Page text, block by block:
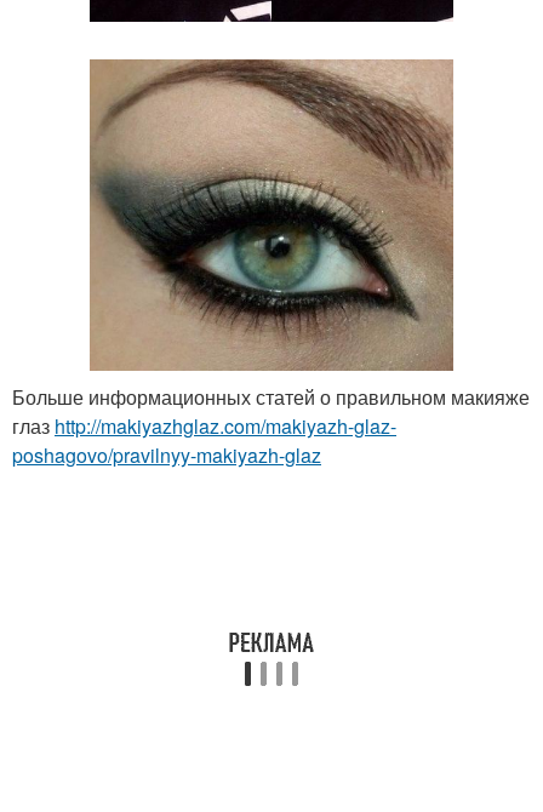
Больше информационных статей о правильном макияже
глаз http://makiyazhglaz.com/makiyazh-glaz-
poshagovo/pravilnyy-makiyazh-glaz